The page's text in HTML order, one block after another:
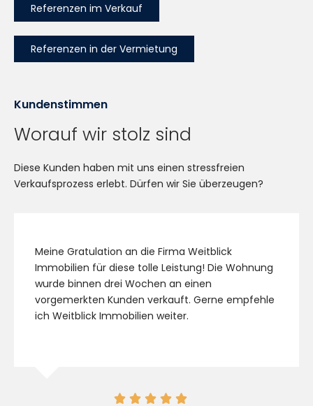
Referenzen im Verkauf
Referenzen in der Vermietung
Kundenstimmen
Worauf wir stolz sind
Diese Kunden haben mit uns einen stressfreien
Verkaufsprozess erlebt. Dürfen wir Sie überzeugen?
Meine Gratulation an die Firma Weitblick
Immobilien für diese tolle Leistung! Die Wohnung
wurde binnen drei Wochen an einen
vorgemerkten Kunden verkauft. Gerne empfehle
ich Weitblick Immobilien weiter.
    